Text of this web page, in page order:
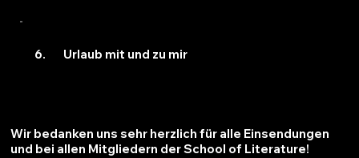
6. Urlaub mit und zu mir
Wir bedanken uns sehr herzlich für alle Einsendungen
und bei allen Mitgliedern der School of Literature!